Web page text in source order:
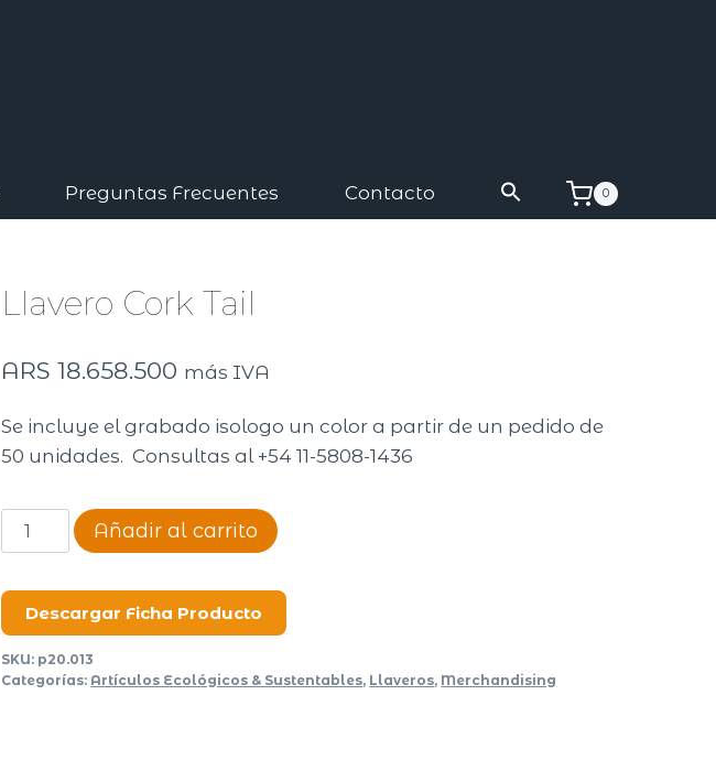
Preguntas Frecuentes Contacto 0
​Llavero Cork Tail
ARS 18.658.500 más IVA
Se incluye el grabado isologo un color a partir de un pedido de
50 unidades. Consultas al +54 11-5808-1436
Llavero
Tail
cantidad
Añadir al carrito
Descargar Ficha Producto
SKU: p20.013
Categorías: Artículos Ecológicos & Sustentables, Llaveros, Merchandising